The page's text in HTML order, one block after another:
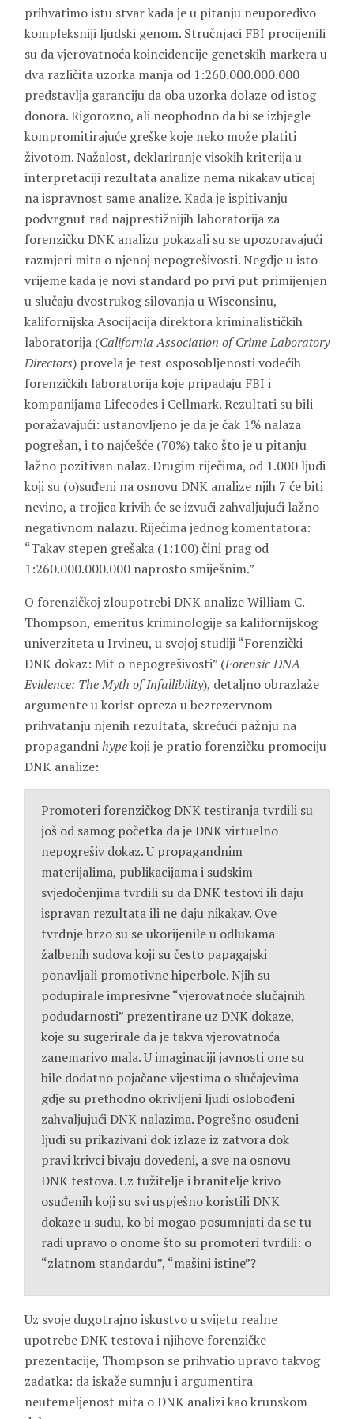
prihvatimo istu stvar kada je u pitanju neuporedivo
kompleksniji ljudski genom. Stručnjaci FBI procijenili
su da vjerovatnoća koincidencije genetskih markera u
dva različita uzorka manja od 1:260.000.000.000
predstavlja garanciju da oba uzorka dolaze od istog
donora. Rigorozno, ali neophodno da bi se izbjegle
kompromitirajuće greške koje neko može platiti
životom. Nažalost, deklariranje visokih kriterija u
interpretaciji rezultata analize nema nikakav uticaj
na ispravnost same analize. Kada je ispitivanju
podvrgnut rad najprestižnijih laboratorija za
forenzičku DNK analizu pokazali su se upozoravajući
razmjeri mita o njenoj nepogrešivosti. Negdje u isto
vrijeme kada je novi standard po prvi put primijenjen
u slučaju dvostrukog silovanja u Wisconsinu,
kalifornijska Asocijacija direktora kriminalističkih
laboratorija (California Association of Crime Laboratory
Directors) provela je test osposobljenosti vodećih
forenzičkih laboratorija koje pripadaju FBI i
kompanijama Lifecodes i Cellmark. Rezultati su bili
poražavajući: ustanovljeno je da je čak 1% nalaza
pogrešan, i to najčešće (70%) tako što je u pitanju
lažno pozitivan nalaz. Drugim riječima, od 1.000 ljudi
koji su (o)suđeni na osnovu DNK analize njih 7 će biti
nevino, a trojica krivih će se izvući zahvaljujući lažno
negativnom nalazu. Riječima jednog komentatora:
“Takav stepen grešaka (1:100) čini prag od
1:260.000.000.000 naprosto smiješnim.”
O forenzičkoj zloupotrebi DNK analize William C.
Thompson, emeritus kriminologije sa kalifornijskog
univerziteta u Irvineu, u svojoj studiji “Forenzički
DNK dokaz: Mit o nepogrešivosti” (Forensic DNA
Evidence: The Myth of Infallibility), detaljno obrazlaže
argumente u korist opreza u bezrezervnom
prihvatanju njenih rezultata, skrećući pažnju na
propagandnihypekoji je pratio forenzičku promociju
DNK analize:
Promoteri forenzičkog DNK testiranja tvrdili su
još od samog početka da je DNK virtuelno
nepogrešiv dokaz. U propagandnim
materijalima, publikacijama i sudskim
svjedočenjima tvrdili su da DNK testovi ili daju
ispravan rezultata ili ne daju nikakav. Ove
tvrdnje brzo su se ukorijenile u odlukama
žalbenih sudova koji su često papagajski
ponavljali promotivne hiperbole. Njih su
podupirale impresivne “vjerovatnoće slučajnih
podudarnosti” prezentirane uz DNK dokaze,
koje su sugerirale da je takva vjerovatnoća
zanemarivo mala. U imaginaciji javnosti one su
bile dodatno pojačane vijestima o slučajevima
gdje su prethodno okrivljeni ljudi oslobođeni
zahvaljujući DNK nalazima. Pogrešno osuđeni
ljudi su prikazivani dok izlaze iz zatvora dok
pravi krivci bivaju dovedeni, a sve na osnovu
DNK testova. Uz tužitelje i branitelje krivo
osuđenih koji su svi uspješno koristili DNK
dokaze u sudu, ko bi mogao posumnjati da se tu
radi upravo o onome što su promoteri tvrdili: o
“zlatnom standardu”, “mašini istine”?
Uz svoje dugotrajno iskustvo u svijetu realne
upotrebe DNK testova i njihove forenzičke
prezentacije, Thompson se prihvatio upravo takvog
zadatka: da iskaže sumnju i argumentira
neutemeljenost mita o DNK analizi kao krunskom